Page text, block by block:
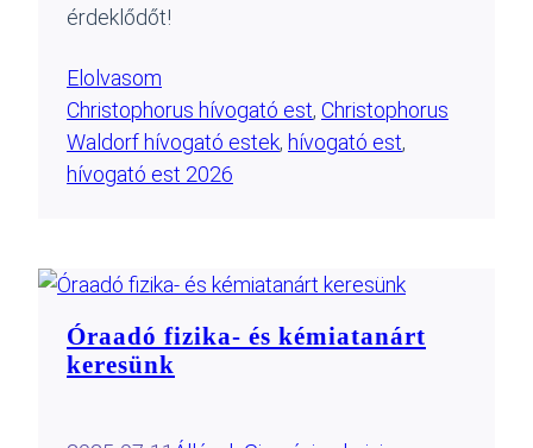
érdeklődőt!
Elolvasom
Christophorus hívogató est, Christophorus
Waldorf hívogató estek, hívogató est
hívogató est 2026
Óraadó fizika- és kémiatanárt
keresünk